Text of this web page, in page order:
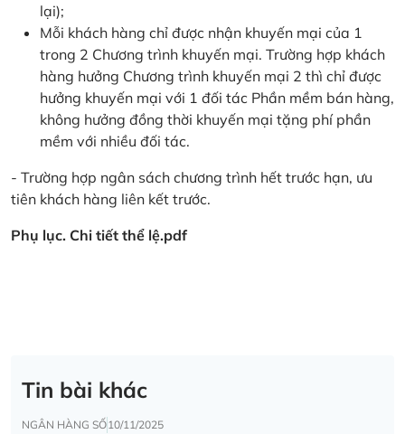
lại);
Mỗi khách hàng chỉ được nhận khuyến mại của 1
trong 2 Chương trình khuyến mại. Trường hợp khách
hàng hưởng Chương trình khuyến mại 2 thì chỉ được
hưởng khuyến mại với 1 đối tác Phần mềm bán hàng,
không hưởng đồng thời khuyến mại tặng phí phần
mềm với nhiều đối tác.
- Trường hợp ngân sách chương trình hết trước hạn, ưu
tiên khách hàng liên kết trước.
Phụ lục. Chi tiết thể lệ.pdf
Tin bài khác
NGÂN HÀNG SỐ10/11/2025